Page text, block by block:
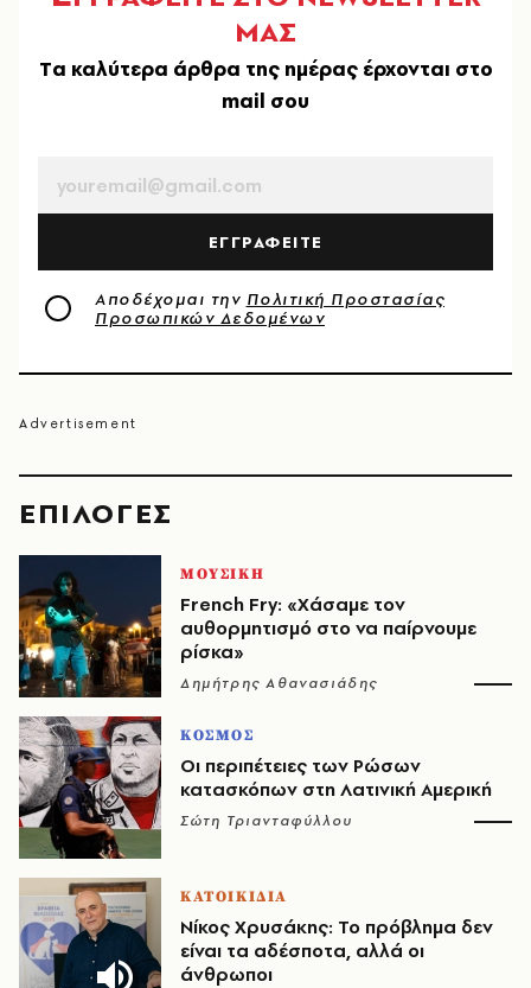
EΠΙΛΟΓΈΣ
ΜΟΥΣΙΚΗ
French Fry: «Χάσαμε τον
αυθορμητισμό στο να παίρνουμε
ρίσκα»
Δημήτρης Αθανασιάδης
ΚΟΣΜΟΣ
Οι περιπέτειες των Ρώσων
κατασκόπων στη Λατινική Αμερική
Σώτη Τριανταφύλλου
ΚΑΤΟΙΚΙΔΙΑ
Νίκος Χρυσάκης: Το πρόβλημα δεν
είναι τα αδέσποτα, αλλά οι
άνθρωποι
ΜΑΣ
Tα καλύτερα άρθρα της ημέρας έρχονται στο
mail σου
ΕΓΓΡΑΦΕΙΤΕ
Αποδέχομαι την Πολιτική Προστασίας
Προσωπικών Δεδομένων